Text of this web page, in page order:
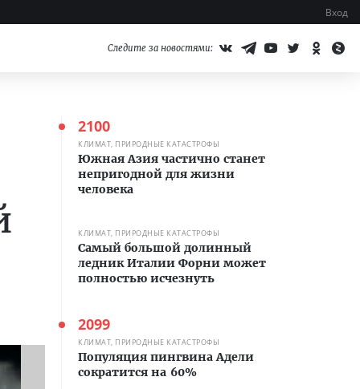
Вход
Следите за новостями:
2100
КЛИМАТ, ПРИРОДНЫЕ КАТАСТРОФЫ
Южная Азия частично станет
непригодной для жизни
человека
КЛИМАТ, ПРИРОДНЫЕ КАТАСТРОФЫ
Самый большой долинный
ледник Италии Форни может
полностью исчезнуть
2099
КЛИМАТ, ПРИРОДНЫЕ КАТАСТРОФЫ
Популяция пингвина Адели
сократится на 60%